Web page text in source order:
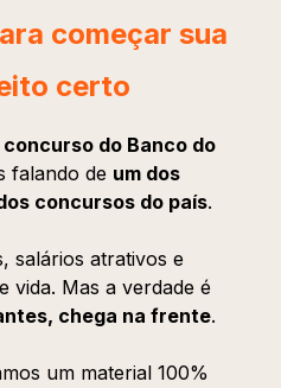
começar sua
certo
concurso do Banco do
falando de um dos
concursos do país.
salários atrativos e
vida. Mas a verdade é
chega na frente.
um material 100%